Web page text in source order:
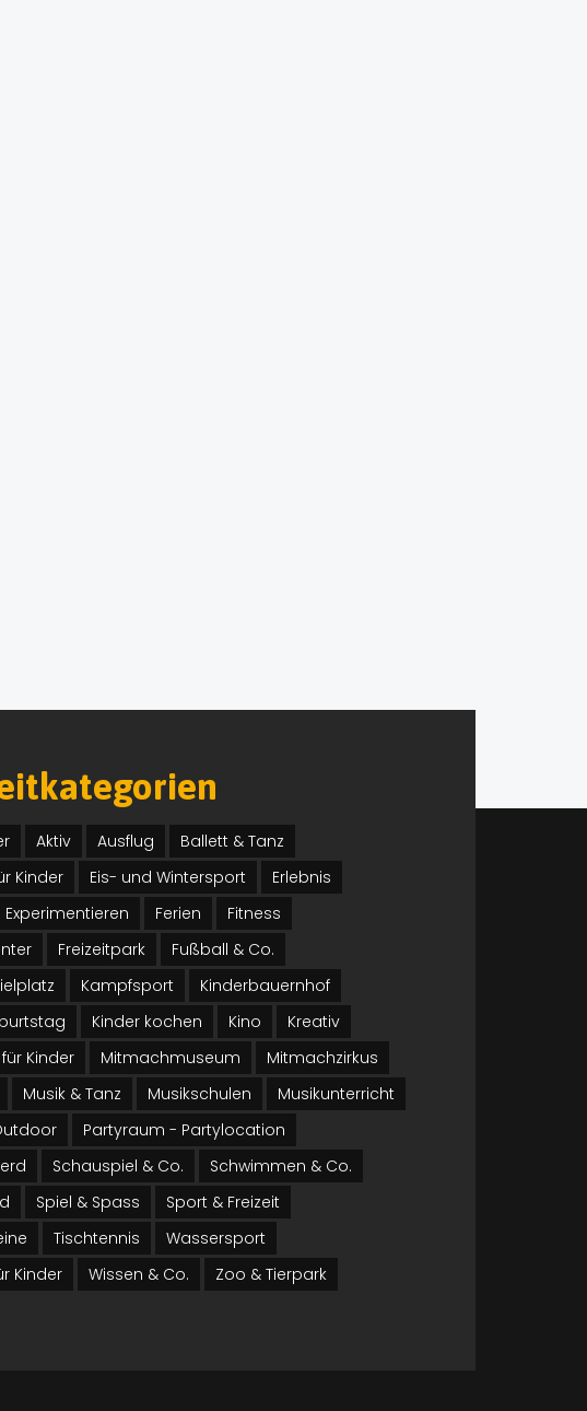
Aktiv Ausflug
Ballett & Tanz
Kinder
Eis- und Wintersport
Erlebnis
Experimentieren Ferien
Fitness
Freizeitpark
Fußball & Co.
Kampfsport
Kinderbauernhof
Kinder kochen Kino
Kreativ
Kinder
Mitmachmuseum
Mitmachzirkus
Musik & Tanz Musikschulen
Musikunterricht
Partyraum - Partylocation
Schauspiel & Co.
Schwimmen & Co.
Spiel & Spass
Sport & Freizeit
Tischtennis
Wassersport
Kinder
Wissen & Co. Zoo & Tierpark